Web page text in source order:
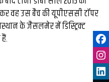
वह उस बैच की यूपीएससी टॉपर
के जैसलमेर में डिस्ट्रिक्ट